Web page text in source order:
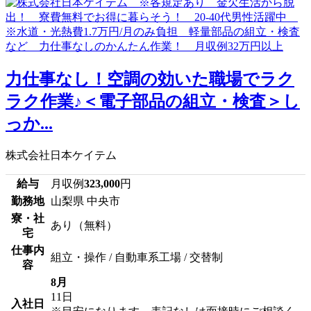
力仕事なし！空調の効いた職場でラク
ラク作業♪＜電子部品の組立・検査＞し
っか...
株式会社日本ケイテム
給与 月収例323,000円
勤務地 山梨県 中央市
寮・社
宅
あり（無料）
仕事内
容
組立・操作 / 自動車系工場 / 交替制
入社日
8月
11日